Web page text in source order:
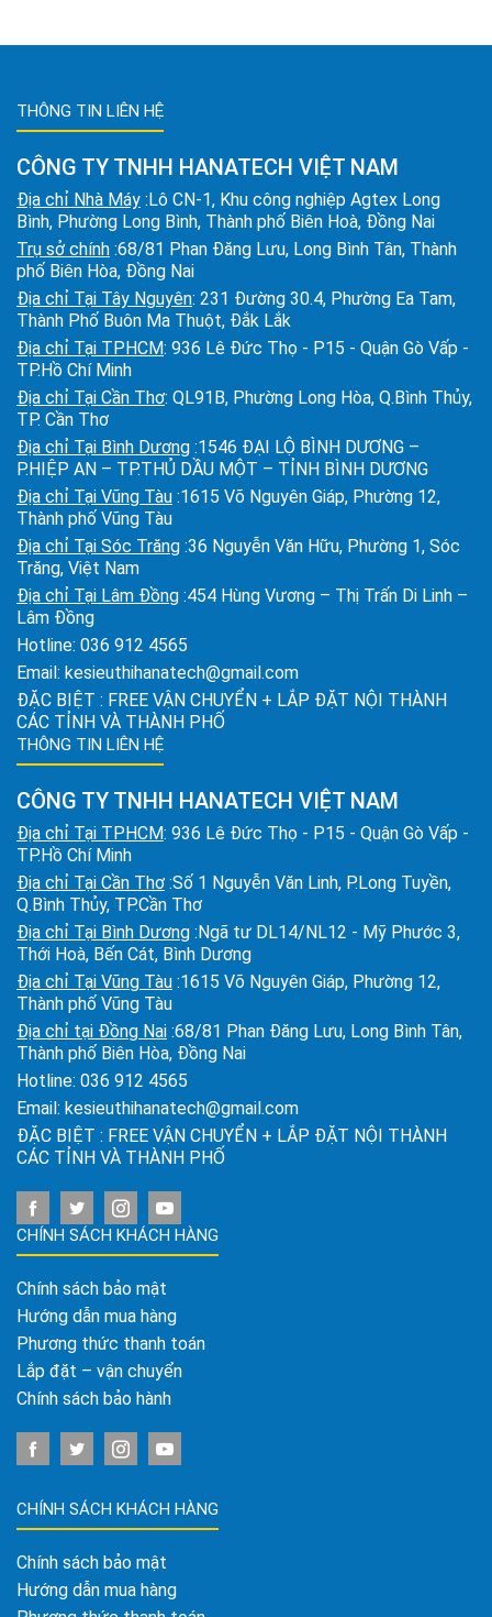
THÔNG TIN LIÊN HỆ
CÔNG TY TNHH HANATECH VIỆT NAM
Địa chỉ Nhà Máy :Lô CN-1, Khu công nghiệp Agtex Long
Bình, Phường Long Bình, Thành phố Biên Hoà, Đồng Nai
Trụ sở chính :68/81 Phan Đăng Lưu, Long Bình Tân, Thành
phố Biên Hòa, Đồng Nai
Địa chỉ Tại Tây Nguyên: 231 Đường 30.4, Phường Ea Tam,
Thành Phố Buôn Ma Thuột, Đắk Lắk
Địa chỉ Tại TPHCM: 936 Lê Đức Thọ - P15 - Quận Gò Vấp -
TP.Hồ Chí Minh
Địa chỉ Tại Cần Thơ: QL91B, Phường Long Hòa, Q.Bình Thủy,
TP. Cần Thơ
Địa chỉ Tại Bình Dương :1546 ĐẠI LỘ BÌNH DƯƠNG –
P.HIỆP AN – TP.THỦ DẦU MỘT – TỈNH BÌNH DƯƠNG
Địa chỉ Tại Vũng Tàu :1615 Võ Nguyên Giáp, Phường 12,
Thành phố Vũng Tàu
Địa chỉ Tại Sóc Trăng :36 Nguyễn Văn Hữu, Phường 1, Sóc
Trăng, Việt Nam
Địa chỉ Tại Lâm Đồng :454 Hùng Vương – Thị Trấn Di Linh –
Lâm Đồng
Hotline: 036 912 4565
Email: kesieuthihanatech@gmail.com
ĐẶC BIỆT : FREE VẬN CHUYỂN + LẮP ĐẶT NỘI THÀNH
CÁC TỈNH VÀ THÀNH PHỐ
THÔNG TIN LIÊN HỆ
CÔNG TY TNHH HANATECH VIỆT NAM
Địa chỉ Tại TPHCM: 936 Lê Đức Thọ - P15 - Quận Gò Vấp -
TP.Hồ Chí Minh
Địa chỉ Tại Cần Thơ :Số 1 Nguyễn Văn Linh, P.Long Tuyền,
Q.Bình Thủy, TP.Cần Thơ
Địa chỉ Tại Bình Dương :Ngã tư DL14/NL12 - Mỹ Phước 3,
Thới Hoà, Bến Cát, Bình Dương
Địa chỉ Tại Vũng Tàu :1615 Võ Nguyên Giáp, Phường 12,
Thành phố Vũng Tàu
Địa chỉ tại Đồng Nai :68/81 Phan Đăng Lưu, Long Bình Tân,
Thành phố Biên Hòa, Đồng Nai
Hotline: 036 912 4565
Email: kesieuthihanatech@gmail.com
ĐẶC BIỆT : FREE VẬN CHUYỂN + LẮP ĐẶT NỘI THÀNH
CÁC TỈNH VÀ THÀNH PHỐ
CHÍNH SÁCH KHÁCH HÀNG
Chính sách bảo mật
Hướng dẫn mua hàng
Phương thức thanh toán
Lắp đặt – vận chuyển
Chính sách bảo hành
CHÍNH SÁCH KHÁCH HÀNG
Chính sách bảo mật
Hướng dẫn mua hàng